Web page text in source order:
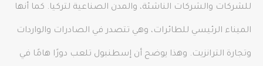
للشركات والشركات الناشئة، والمدن الصناعية لتركيا. كما أنها
الميناء الرئيسي للطائرات، وهي تتصدر في الصادرات والواردات
وتجارة الترانزيت. وهذا يوضح أن إسطنبول تلعب دورًا هامًا في